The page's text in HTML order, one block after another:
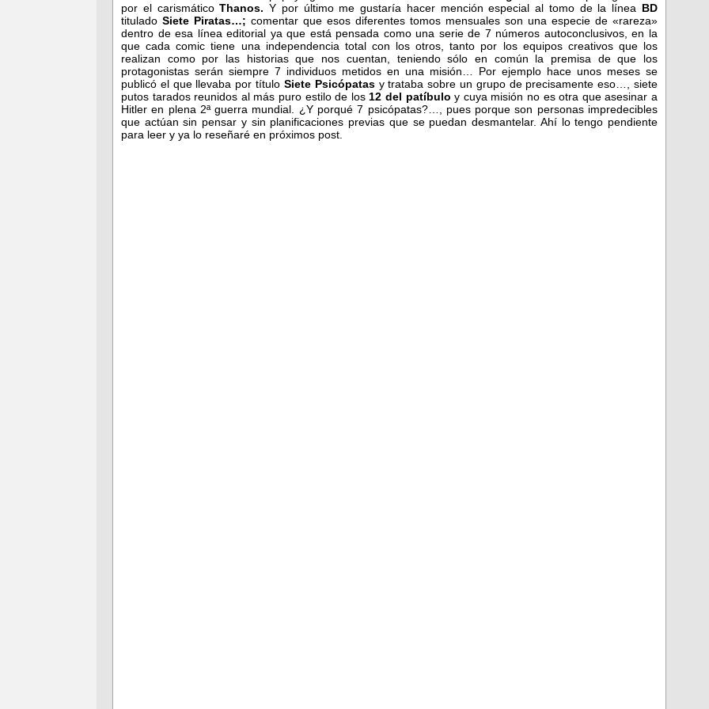
por el carismáticoThanos.Y por último me gustaría hacer mención especial al tomo de la línea BD
titulado Siete Piratas…; comentar que esos diferentes tomos mensuales son una especie de «rareza»
dentro de esa línea editorial ya que está pensada como una serie de 7 números autoconclusivos, en la
que cada comic tiene una independencia total con los otros, tanto por los equipos creativos que los
realizan como por las historias que nos cuentan, teniendo sólo en común la premisa de que los
protagonistas serán siempre 7 individuos metidos en una misión… Por ejemplo hace unos meses se
publicó el que llevaba por título Siete Psicópatas y trataba sobre un grupo de precisamente eso…, siete
putos tarados reunidos al más puro estilo de los 12 del patíbulo y cuya misión no es otra que asesinar a
Hitler en plena 2ª guerra mundial. ¿Y porqué 7 psicópatas?…, pues porque son personas impredecibles
que actúan sin pensar y sin planificaciones previas que se puedan desmantelar. Ahí lo tengo pendiente
para leer y ya lo reseñaré en próximos post.